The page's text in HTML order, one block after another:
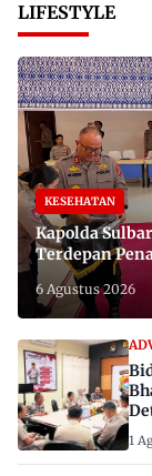
LIFESTYLE
KESEHATAN
Kapolda
Terdepan
di 650 Desa
6 Agustus 2026
1